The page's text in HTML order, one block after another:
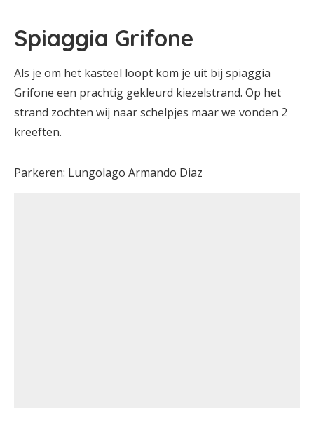
Spiaggia Grifone
Als je om het kasteel loopt kom je uit bij spiaggia
Grifone een prachtig gekleurd kiezelstrand. Op het
strand zochten wij naar schelpjes maar we vonden 2
kreeften.
Parkeren: Lungolago Armando Diaz